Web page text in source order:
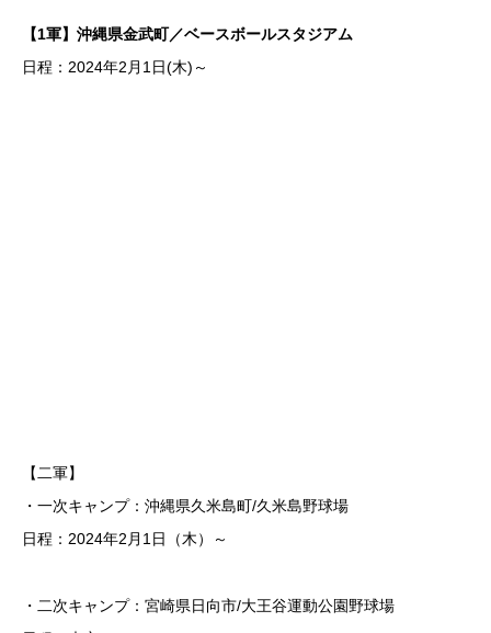
【1軍】沖縄県金武町／ベースボールスタジアム
日程：2024年2月1日(木)～
【二軍】
・一次キャンプ：沖縄県久米島町/久米島野球場
日程：2024年2月1日（木）～
・二次キャンプ：宮崎県日向市/大王谷運動公園野球場